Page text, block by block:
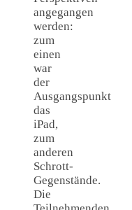
angegangen
werden:
zum
einen
war
der
Ausgangspunkt
das
iPad,
zum
anderen
Schrott-
Gegenstände.
Die